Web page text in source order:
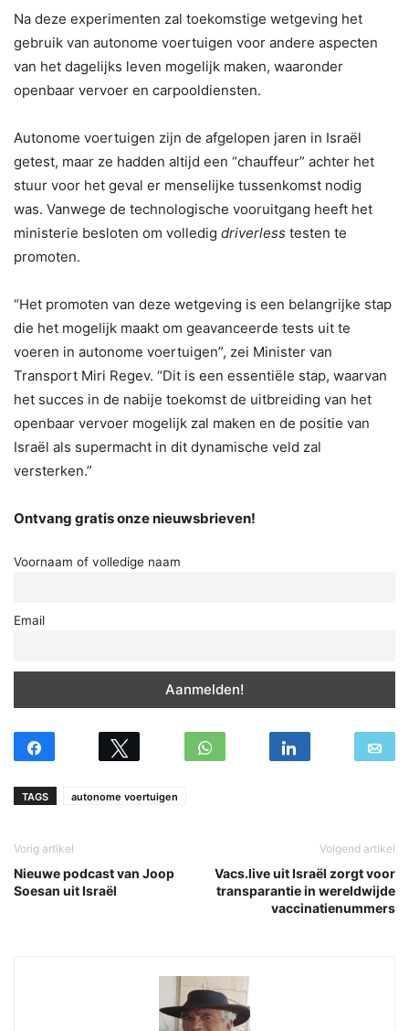
Na deze experimenten zal toekomstige wetgeving het
gebruik van autonome voertuigen voor andere aspecten
van het dagelijks leven mogelijk maken, waaronder
openbaar vervoer en carpooldiensten.
Autonome voertuigen zijn de afgelopen jaren in Israël
getest, maar ze hadden altijd een “chauffeur” achter het
stuur voor het geval er menselijke tussenkomst nodig
was. Vanwege de technologische vooruitgang heeft het
ministerie besloten om volledig driverless testen te
promoten.
“Het promoten van deze wetgeving is een belangrijke stap
die het mogelijk maakt om geavanceerde tests uit te
voeren in autonome voertuigen”, zei Minister van
Transport Miri Regev. “Dit is een essentiële stap, waarvan
het succes in de nabije toekomst de uitbreiding van het
openbaar vervoer mogelijk zal maken en de positie van
Israël als supermacht in dit dynamische veld zal
versterken.”
Ontvang gratis onze nieuwsbrieven!
Voornaam of volledige naam
Email
TAGS autonome voertuigen
Vorig artikel
Nieuwe podcast van Joop
Soesan uit Israël
Volgend artikel
Vacs.live uit Israël zorgt voor
transparantie in wereldwijde
vaccinatienummers